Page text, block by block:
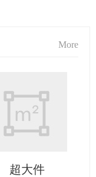
More
超大件